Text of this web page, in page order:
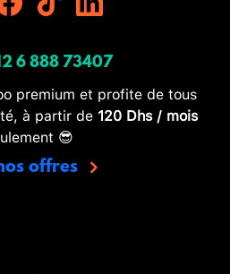
6 888 73407
premium et profite de tous
à partir de 120 Dhs / mois
😎
offres